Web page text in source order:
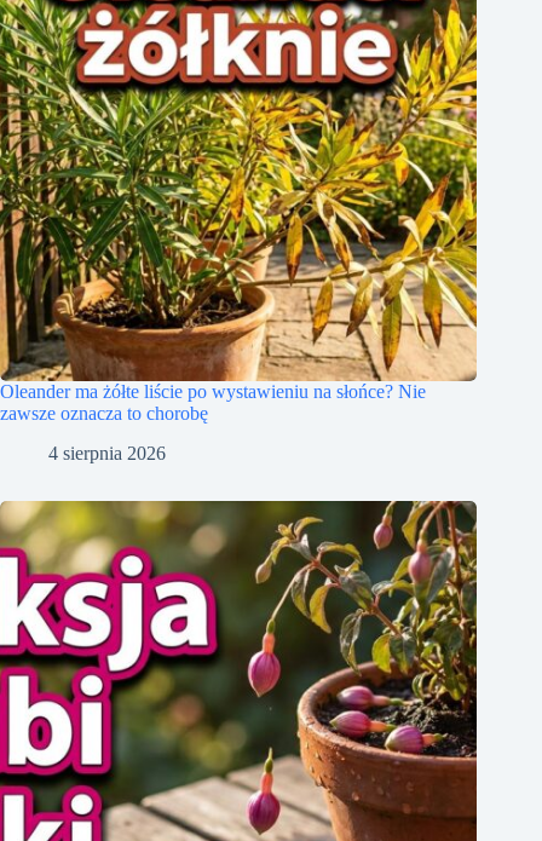
Oleander ma żółte liście po wystawieniu na słońce? Nie
zawsze oznacza to chorobę
4 sierpnia 2026